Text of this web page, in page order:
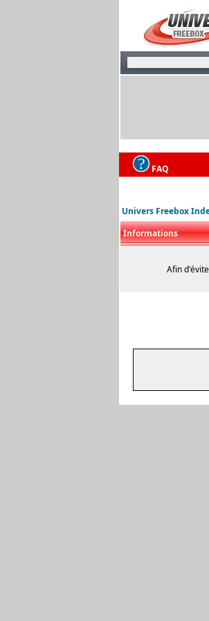
FAQ
Univers Freebox
Informations
Afin